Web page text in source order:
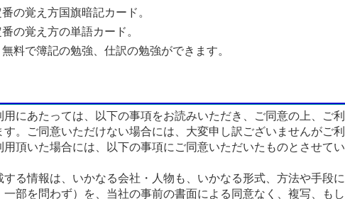
の覚え方国旗暗記カード。
の覚え方の単語カード。
無料で簿記の勉強、仕訳の勉強ができます。
にあたっては、以下の事項をお読みいただき、ご同意の上、ご利
。ご同意いただけない場合には、大変申し訳ございませんがご利
頂いた場合には、以下の事項にご同意いただいたものとさせてい
る情報は、いかなる会社・人物も、いかなる形式、方法や手段に
部を問わず）を、当社の事前の書面による同意なく、複写、もし